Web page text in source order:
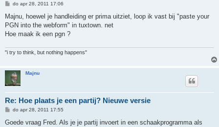
B
r
c
h
do apr 28, 2011 17:06
Majnu, hoewel je handleiding er prima uitziet, loop ik vast bij "paste your
PGN into the webform" in tuxtown. net
Hoe maak ik een pgn ?
"i try to think, but nothing happens"
Majnu
Re: Hoe plaats je een partij? Nieuwe versie
B
r
do apr 28, 2011 17:55
Goede vraag Fred. Als je je partij invoert in een schaakprogramma als